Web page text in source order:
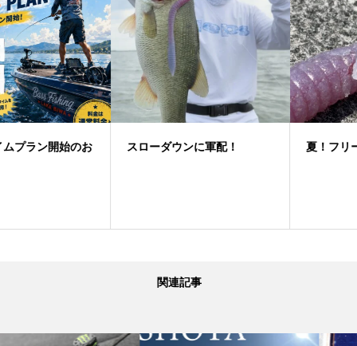
スローダウンに軍配！ 夏！フリーリグゲーム
関連記事